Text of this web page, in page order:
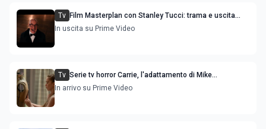
Tv Film Masterplan con Stanley Tucci: trama e uscita
streaming
In uscita su Prime Video
Tv Serie tv horror Carrie, l'adattamento di Mike
Flanaghan: trama cast e uscita
In arrivo su Prime Video